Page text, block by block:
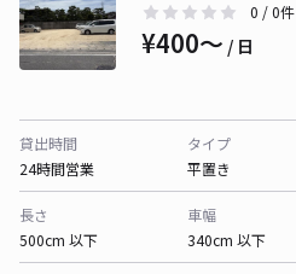
0 / 0件
¥400〜 / 日
貸出時間
24時間営業
タイプ
平置き
長さ
500cm 以下
車幅
340cm 以下